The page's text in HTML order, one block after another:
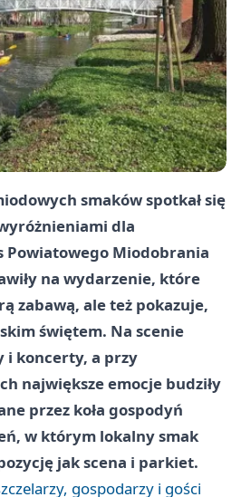
smaków spotkał się
dla
Powiatowego Miodobrania
na wydarzenie, które
zabawą, ale też pokazuje,
świętem. Na scenie
i koncerty, a przy
największe emocje budziły
przez koła gospodyń
w którym lokalny smak
jak scena i parkiet.
gospodarzy i gości